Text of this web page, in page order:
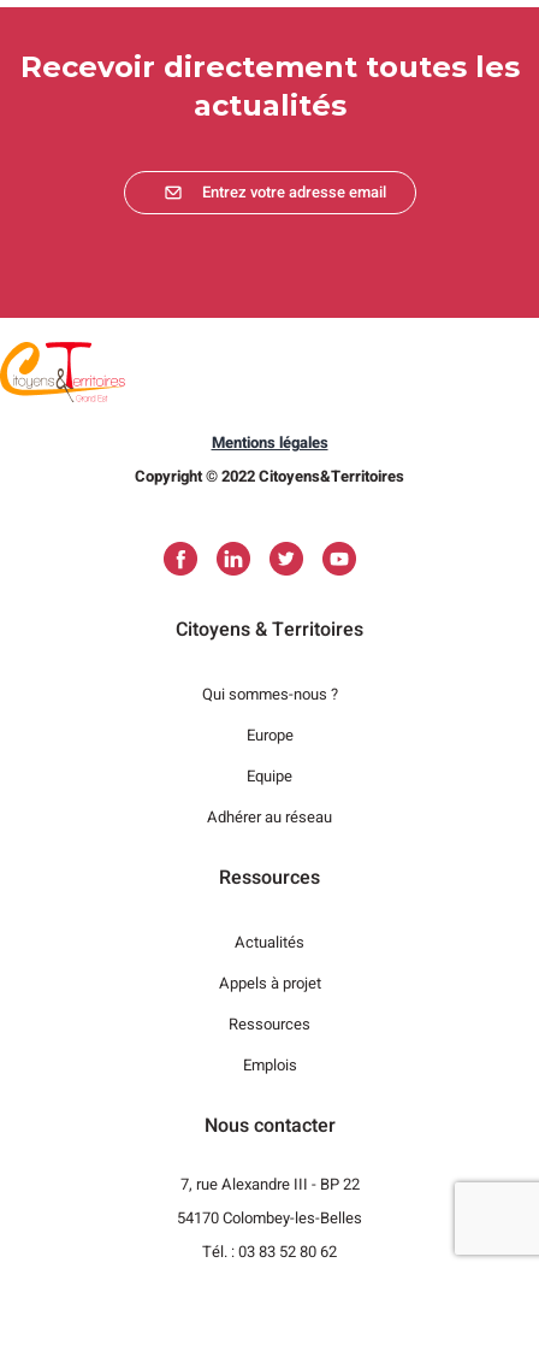
Recevoir directement toutes les
actualités
Entrez votre adresse email
Mentions légales
Copyright © 2022 Citoyens&Territoires
Citoyens & Territoires
Qui sommes-nous ?
Europe
Equipe
Adhérer au réseau
Ressources
Actualités
Appels à projet
Ressources
Emplois
Nous contacter
7, rue Alexandre III - BP 22
54170 Colombey-les-Belles
Tél. : 03 83 52 80 62